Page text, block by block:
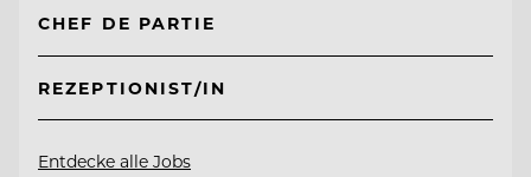
CHEF DE PARTIE
REZEPTIONIST/IN
Entdecke alle Jobs